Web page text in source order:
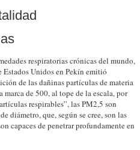
respiratorias crónicas del mundo,
Estados Unidos en Pekín emitió
de las dañinas partículas de materia
de 500, al tope de la escala, por
respirables”, las PM2,5 son
diámetro, que, según se cree, son las
capaces de penetrar profundamente en